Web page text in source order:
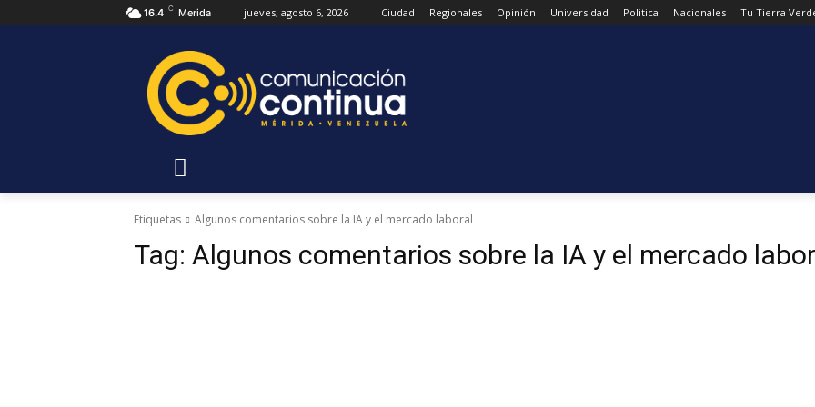
16.4 C Merida jueves, agosto 6, 2026 Ciudad Regionales Opinión Universidad Politica Nacionales Tu Tierra
Etiquetas Algunos comentarios sobre la IA y el mercado laboral
Tag: Algunos comentarios sobre la IA y el mercado